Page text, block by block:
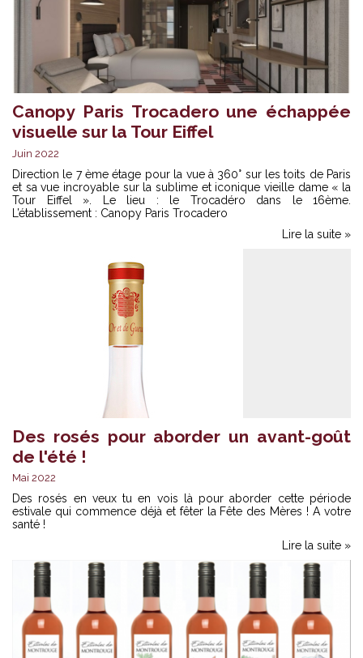
Canopy Paris Trocadero une échappée
visuelle sur la Tour Eiffel
Juin 2022
Direction le 7 ème étage pour la vue à 360° sur les toits de Paris
et sa vue incroyable sur la sublime et iconique vieille dame « la
Tour Eiffel ». Le lieu : le Trocadéro dans le 16ème.
L’établissement : Canopy Paris Trocadero
Lire la suite »
Des rosés pour aborder un avant-goût
de l'été !
Mai 2022
Des rosés en veux tu en vois là pour aborder cette période
estivale qui commence déjà et fêter la Fête des Mères ! A votre
santé !
Lire la suite »